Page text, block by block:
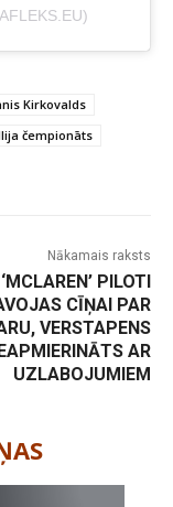
Kirkovalds
čempionāts
Nākamais raksts
‘MCLAREN’ PILOTI
CĪŅAI PAR
VERSTAPENS
AR
UZLABOJUMIEM